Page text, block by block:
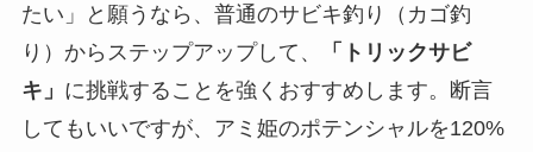
たい」と願うなら、普通のサビキ釣り（カゴ釣
り）からステップアップして、
「トリックサビ
キ」 に挑戦することを強くおすすめします。断言
してもいいですが、アミ姫のポテンシャルを120%